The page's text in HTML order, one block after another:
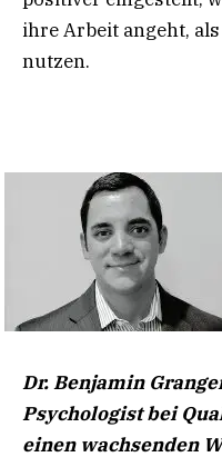
ihre Arbeit angeht,
nutzen.
Dr. Benjamin
Psychologist bei
einen wachsenden